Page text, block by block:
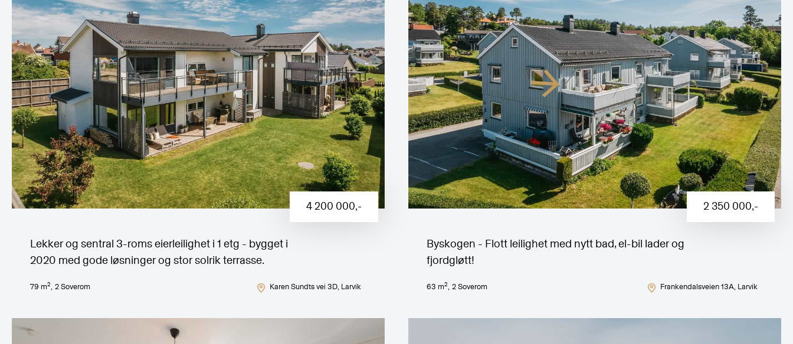
4 200 000,-
Lekker og sentral 3-roms eierleilighet i 1 etg - bygget i
2020 med gode løsninger og stor solrik terrasse.
79 m2, 2Soverom Karen Sundts vei 3D, Larvik
2 350 000,-
Byskogen - Flott leilighet med nytt bad, el-bil lader og
fjordgløtt!
63 m2, 2Soverom Frankendalsveien 13A, Larvik